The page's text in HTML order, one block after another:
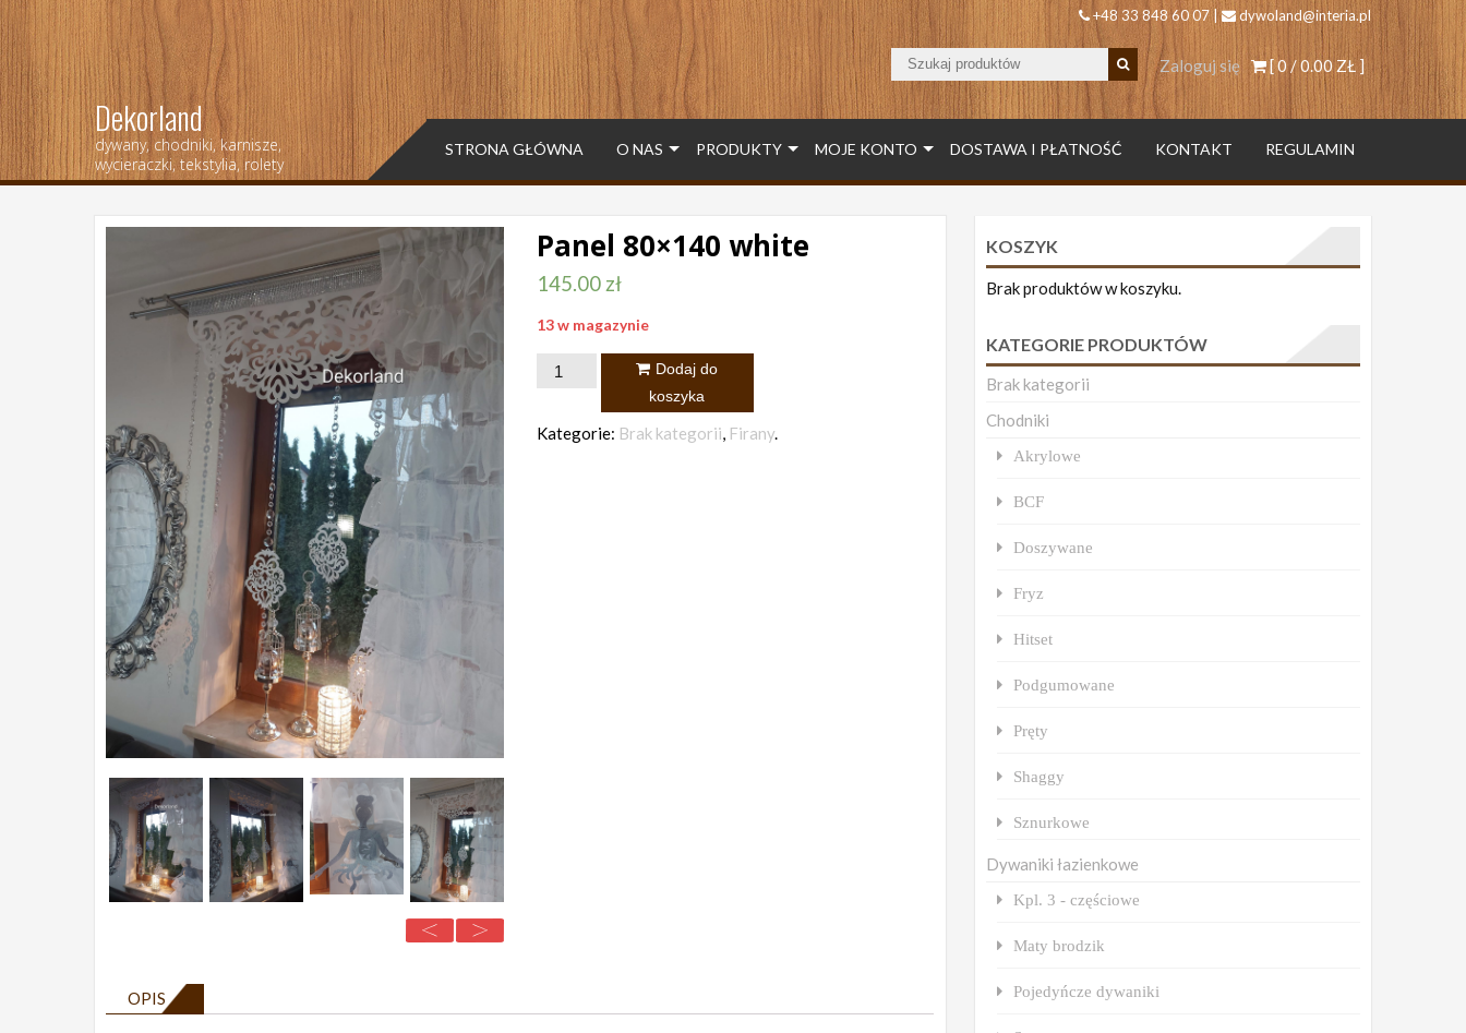
+48 33 848 60 07 | dywoland@interia.pl
[ 0 /0.00 ZŁ]
Zaloguj się
Dekorland
dywany, chodniki, karnisze,
wycieraczki, tekstylia, rolety
STRONA GŁÓWNA O NAS PRODUKTY MOJE KONTO DOSTAWA I PŁATNOŚĆ KONTAKT REGULAMIN
Panel 80×140 white
145.00 zł
13 w magazynie
ilość
80x140
Dodaj do
koszyka
Kategorie: Brak kategorii, Firany.
OPIS
KOSZYK
Brak produktów w koszyku.
KATEGORIE PRODUKTÓW
Brak kategorii
Chodniki
Akrylowe
BCF
Doszywane
Fryz
Hitset
Podgumowane
Pręty
Shaggy
Sznurkowe
Dywaniki łazienkowe
Kpl. 3 - częściowe
Maty brodzik
Pojedyńcze dywaniki